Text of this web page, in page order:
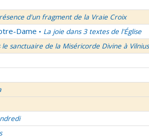
d'un fragment de la Vraie Croix
Dame • La joie dans 3 textes de l'Église
sanctuaire de la Miséricorde Divine à Vilnius